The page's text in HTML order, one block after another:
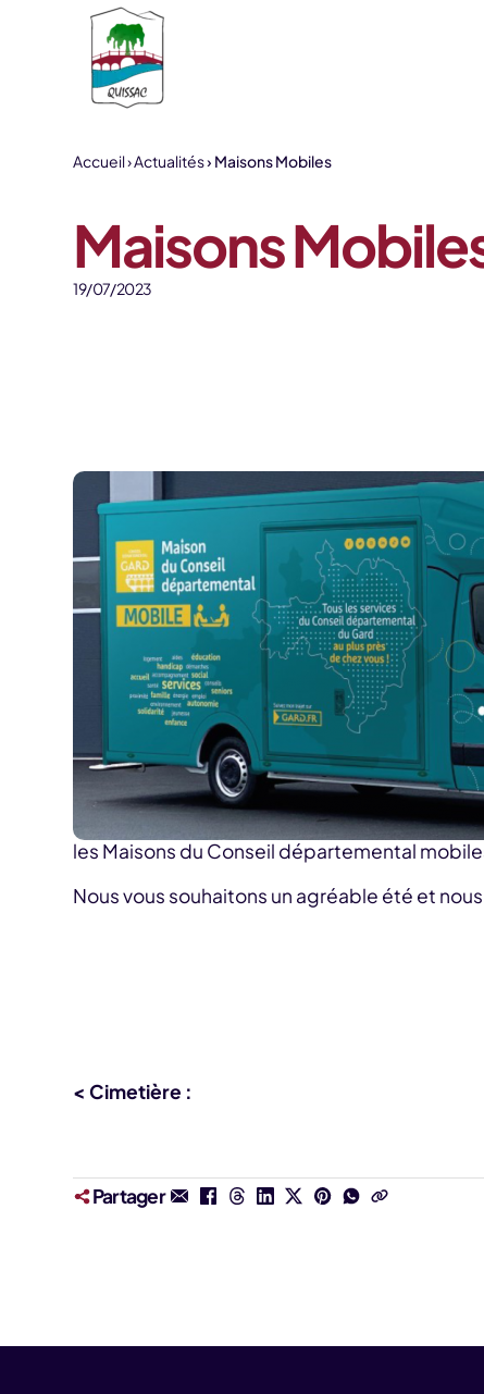
Aller au contenu
Accueil Actualités Maisons Mobiles
Maisons
19/07/2023
les Maisons du Conseil départemental
Nous vous souhaitons un agréable été et
< Cimetière :
Partager